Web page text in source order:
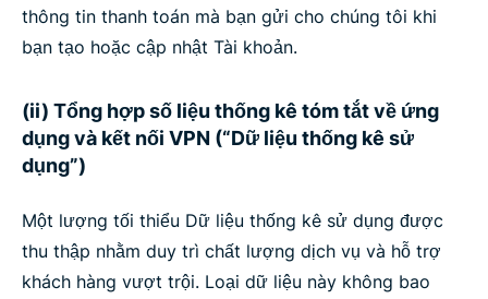
thông tin thanh toán mà bạn gửi cho chúng tôi khi
bạn tạo hoặc cập nhật Tài khoản.
(ii) Tổng hợp số liệu thống kê tóm tắt về ứng
dụng và kết nối VPN (“Dữ liệu thống kê sử
dụng”)
Một lượng tối thiểu Dữ liệu thống kê sử dụng được
thu thập nhằm duy trì chất lượng dịch vụ và hỗ trợ
khách hàng vượt trội. Loại dữ liệu này không bao